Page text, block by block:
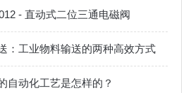
- 直动式二位三通电磁阀
：工业物料输送的两种高效方式
自动化工艺是怎样的？